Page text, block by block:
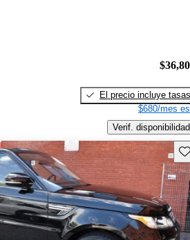
El precio incluye tasas
$680/mes
Verif. disponibilidad